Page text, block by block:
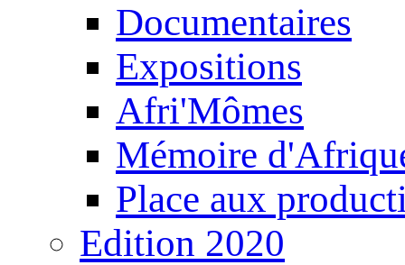
Documentaires
Expositions
Afri'Mômes
Mémoire
Place aux
Edition 2020